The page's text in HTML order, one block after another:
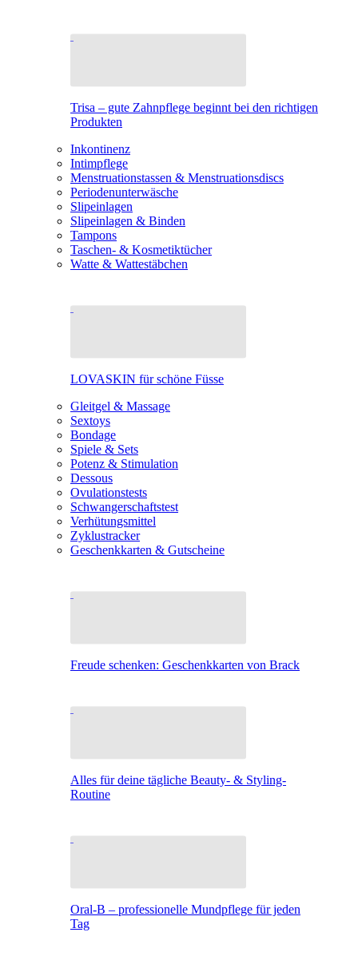
Trisa – gute Zahnpflege beginnt bei den richtigen
Produkten
Inkontinenz
Intimpflege
Menstruationstassen & Menstruationsdiscs
Periodenunterwäsche
Slipeinlagen
Slipeinlagen & Binden
Tampons
Taschen- & Kosmetiktücher
Watte & Wattestäbchen
LOVASKIN für schöne Füsse
Gleitgel & Massage
Sextoys
Bondage
Spiele & Sets
Potenz & Stimulation
Dessous
Ovulationstests
Schwangerschaftstest
Verhütungsmittel
Zyklustracker
Geschenkkarten & Gutscheine
Freude schenken: Geschenkkarten von Brack
Alles für deine tägliche Beauty- & Styling-
Routine
Oral-B – professionelle Mundpflege für jeden
Tag